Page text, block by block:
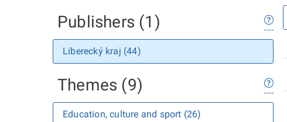
Publishers (1)
Liberecký kraj (44)
Themes (9)
Education, culture and sport (26)